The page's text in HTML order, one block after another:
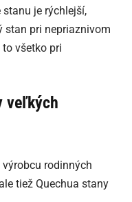
je rýchlejší,
stan pri nepriaznivom
všetko pri
veľkých
rodinných
tiež Quechua stany